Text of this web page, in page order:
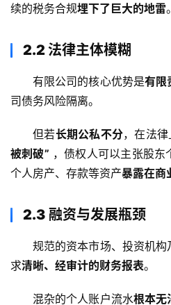
续的税务合规埋下了巨大的地雷。
2.2 法律主体模糊
有限公司的核心优势是有限
司债务风险隔离。
但若长期公私不分，在法
被刺破” ，债权人可以主张股东
个人房产、存款等资产暴露在商
2.3 融资与发展瓶颈
规范的资本市场、投资机
求清晰、经审计的财务报表。
混杂的个人账户流水根本无